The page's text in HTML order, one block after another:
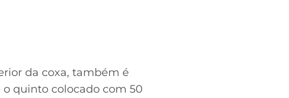
da coxa, também é
quinto colocado com 50